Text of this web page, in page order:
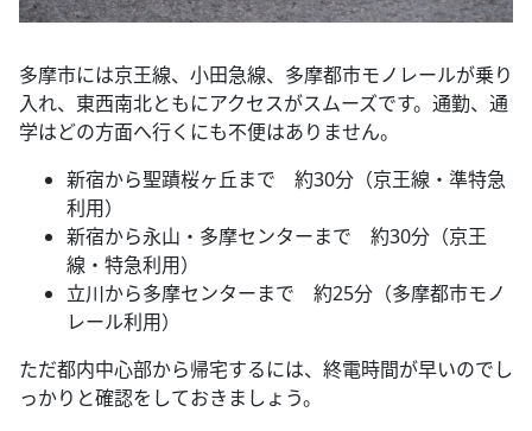
多摩市には京王線、小田急線、多摩都市モノレールが乗り
入れ、東西南北ともにアクセスがスムーズです。通勤、通
学はどの方面へ行くにも不便はありません。
新宿から聖蹟桜ヶ丘まで 約30分（京王線・準特急
利用）
新宿から永山・多摩センターまで 約30分（京王
線・特急利用）
立川から多摩センターまで 約25分（多摩都市モノ
レール利用）
ただ都内中心部から帰宅するには、終電時間が早いのでし
っかりと確認をしておきましょう。